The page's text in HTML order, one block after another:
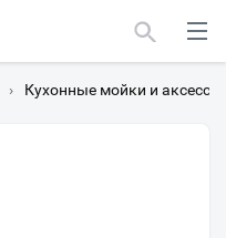
› Кухонные мойки и